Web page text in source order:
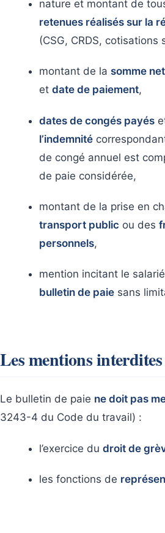
nature et montant de
retenues réalisés sur la
(CSG, CRDS, cotisations
montant de la somme
et date de paiement,
dates de congés payés
l’indemnité
de congé annuel est
de paie considérée,
montant de la prise en
transport public ou des
personnels,
mention incitant le
bulletin de paie sans
Les mentions interdites
Le bulletin de paie ne doit pas
3243-4 du Code du travail) :
l’exercice du droit de
les fonctions de